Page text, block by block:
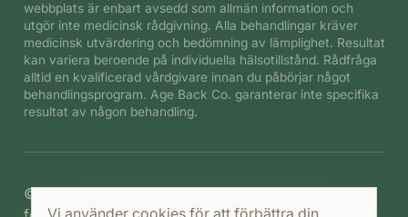
webbplats är enbart avsedd som allmän information och
utgör inte medicinsk rådgivning. Alla behandlingar kräver
medicinsk utvärdering och bedömning av lämplighet. Resultat
kan variera beroende på individuella hälsotillstånd. Rådfråga
alltid en kvalificerad vårdgivare innan du påbörjar något
behandlingsprogram. Age Back Co. garanterar inte specifika
resultat av någon behandling.
©2026 Age Back Co. B.V. Alla rättigheter